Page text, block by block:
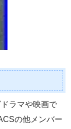
ラマや映画で
の他メンバー